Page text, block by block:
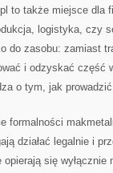
to także miejsce dla
logistyka, czy
do zasobu: zamiast
i odzyskać część
o tym, jak
formalności
działać legalnie i
opierają się wyłącznie